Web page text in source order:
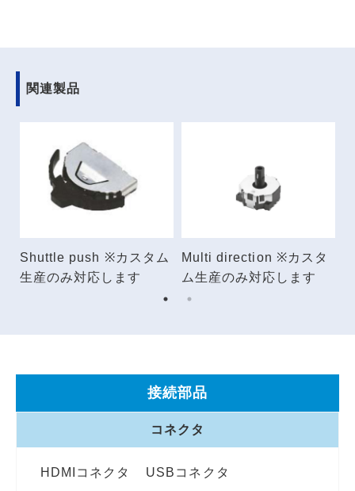
関連製品
Shuttle push ※カスタム
生産のみ対応します
Multi direction ※カスタ
ム生産のみ対応します
接続部品
コネクタ
HDMIコネクタ USBコネクタ